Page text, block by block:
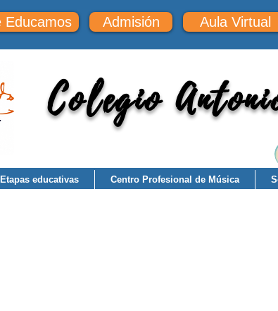
Educamos Admisión Aula Virtual
Etapas educativas Centro Profesional de Música
Colegio